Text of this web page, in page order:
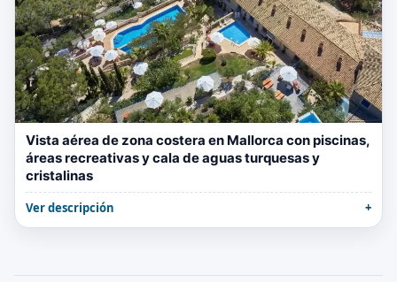
Vista aérea de zona costera en Mallorca con piscinas,
áreas recreativas y cala de aguas turquesas y
cristalinas
Ver descripción